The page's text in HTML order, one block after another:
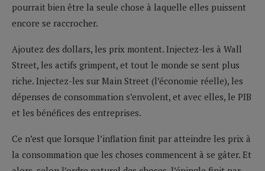
pourrait bien être la seule chose à laquelle elles puissent
encore se raccrocher.
Ajoutez des dollars, les prix montent. Injectez-les à Wall
Street, les actifs grimpent, et tout le monde se sent plus
riche. Injectez-les sur Main Street (l’économie réelle), les
dépenses de consommation s’envolent, et avec elles, le PIB
et les bénéfices des entreprises.
Ce n’est que lorsque l’inflation finit par atteindre les prix à
la consommation que les choses commencent à se gâter. Et